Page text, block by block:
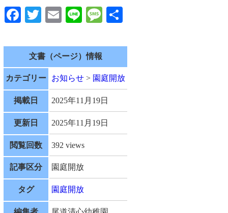
Facebook
Twitter
EmailLineMessage
文書（ページ）情報
カテゴリー お知らせ > 園庭開放
掲載日 2025年11月19日
更新日 2025年11月19日
閲覧回数 392 views
記事区分 園庭開放
タグ 園庭開放